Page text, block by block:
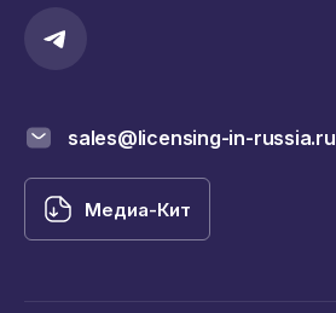
sales@licensing-in-russia.ru
Медиа-Кит